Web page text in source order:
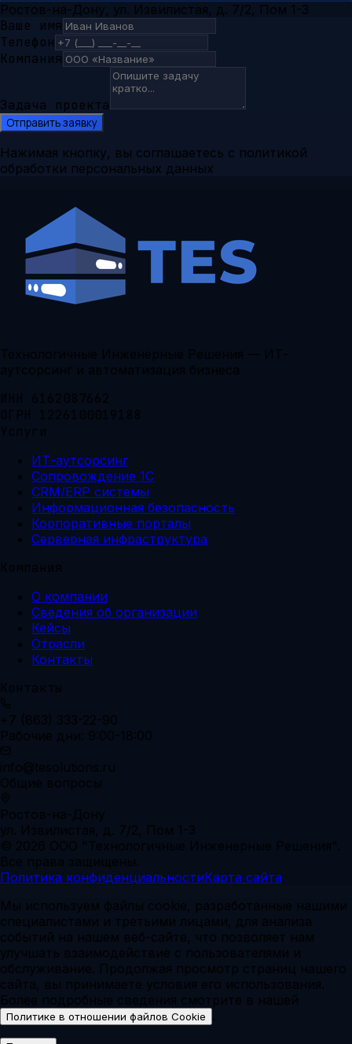
Ростов-на-Дону, ул. Извилистая, д. 7/2, Пом 1-3
Ваше имя
Телефон
Компания
Задача проекта
Отправить заявку
Нажимая кнопку, вы соглашаетесь с политикой
обработки персональных данных
Технологичные Инженерные Решения — ИТ-
аутсорсинг и автоматизация бизнеса
ИНН 6162087662
ОГРН 1226100019188
Услуги
ИТ-аутсорсинг
Сопровождение 1С
CRM/ERP системы
Информационная безопасность
Корпоративные порталы
Серверная инфраструктура
Компания
О компании
Сведения об организации
Кейсы
Отрасли
Контакты
Контакты
+7 (863) 333-22-90
Рабочие дни: 9:00-18:00
info@tesolutions.ru
Общие вопросы
Ростов-на-Дону
ул. Извилистая, д. 7/2, Пом 1-3
© 2026 ООО "Технологичные Инженерные Решения".
Все права защищены.
Политика конфиденциальностиКарта сайта
Мы используем файлы cookie, разработанные нашими
специалистами и третьими лицами, для анализа
событий на нашем веб-сайте, что позволяет нам
улучшать взаимодействие с пользователями и
обслуживание. Продолжая просмотр страниц нашего
сайта, вы принимаете условия его использования.
Более подробные сведения смотрите в нашей
Политике в отношении файлов Cookie .